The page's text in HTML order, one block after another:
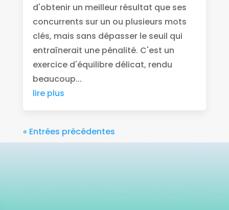
d'obtenir un meilleur résultat que ses
concurrents sur un ou plusieurs mots
clés, mais sans dépasser le seuil qui
entraînerait une pénalité. C'est un
exercice d'équilibre délicat, rendu
beaucoup...
lire plus
« Entrées précédentes